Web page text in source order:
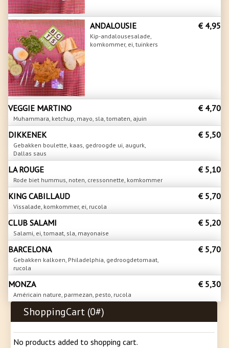
ANDALOUSIE
Kip-andalousesalade,
komkommer, ei, tuinkers
€ 4,95
VEGGIE MARTINO
Muhammara, ketchup, mayo, sla, tomaten, ajuin
€ 4,70
DIKKENEK
Gebakken boulette, kaas, gedroogde ui, augurk,
Dallas saus
€ 5,50
LA ROUGE
Rode biet hummus, noten, cressonnette, komkommer
€ 5,10
KING CABILLAUD
Vissalade, komkommer, ei, rucola
€ 5,70
CLUB SALAMI
Salami, ei, tomaat, sla, mayonaise
€ 5,20
BARCELONA
Gebakken kalkoen, Philadelphia, gedroogdetomaat,
rucola
€ 5,70
MONZA
Américain nature, parmezan, pesto, rucola
€ 5,30
ShoppingCart (0#)
No products added to shopping cart.